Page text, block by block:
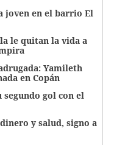
joven en el barrio El
le quitan la vida a
Yamileth
en Copán
segundo gol con el
y salud, signo a